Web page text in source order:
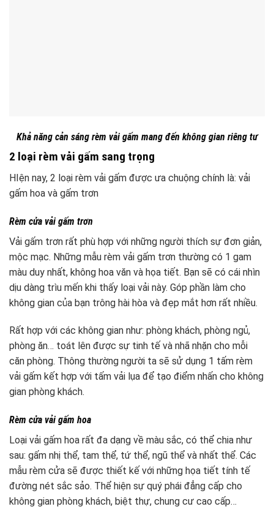
Khả năng cản sáng rèm vải gấm mang đến không gian riêng tư
2 loại rèm vải gấm sang trọng
HIện nay, 2 loại rèm vải gấm được ưa chuộng chính là: vải
gấm hoa và gấm trơn
Rèm cửa vải gấm trơn
Vải gấm trơn rất phù hợp với những người thích sự đơn giản,
mộc mạc. Những mẫu rèm vải gấm trơn thường có 1 gam
màu duy nhất, không hoa văn và họa tiết. Bạn sẽ có cái nhìn
dịu dàng trìu mến khi thấy loại vải này. Góp phần làm cho
không gian của bạn trông hài hòa và đẹp mắt hơn rất nhiều.
Rất hợp với các không gian như: phòng khách, phòng ngủ,
phòng ăn… toát lên được sự tinh tế và nhã nhặn cho mỗi
căn phòng. Thông thường người ta sẽ sử dụng 1 tấm rèm
vải gấm kết hợp với tấm vải lụa để tạo điểm nhấn cho không
gian phòng khách.
Rèm cửa vải gấm hoa
Loại vải gấm hoa rất đa dạng về màu sắc, có thể chia như
sau: gấm nhị thể, tam thể, tứ thể, ngũ thể và nhất thể. Các
mẫu rèm cửa sẽ được thiết kế với những họa tiết tính tế
đường nét sắc sảo. Thể hiện sự quý phái đẳng cấp cho
không gian phòng khách, biệt thự, chung cư cao cấp…